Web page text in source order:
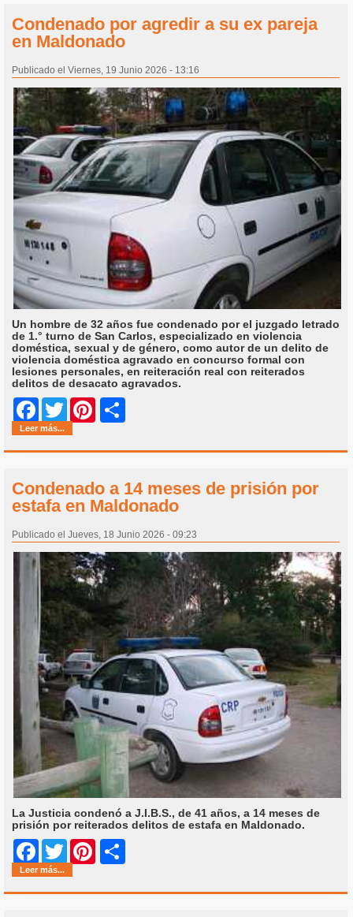
Condenado por agredir a su ex pareja
en Maldonado
Publicado el Viernes, 19 Junio 2026 - 13:16
Un hombre de 32 años fue condenado por el juzgado letrado
de 1.° turno de San Carlos, especializado en violencia
doméstica, sexual y de género, como autor de un delito de
violencia doméstica agravado en concurso formal con
lesiones personales, en reiteración real con reiterados
delitos de desacato agravados.
Facebook
Twitter Pinterest
Leer más...
Condenado a 14 meses de prisión por
estafa en Maldonado
Publicado el Jueves, 18 Junio 2026 - 09:23
La Justicia condenó a J.I.B.S., de 41 años, a 14 meses de
prisión por reiterados delitos de estafa en Maldonado.
Facebook
Twitter Pinterest
Leer más...